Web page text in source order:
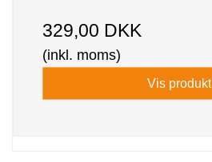
329,00 DKK
(inkl. moms)
Vis produkt